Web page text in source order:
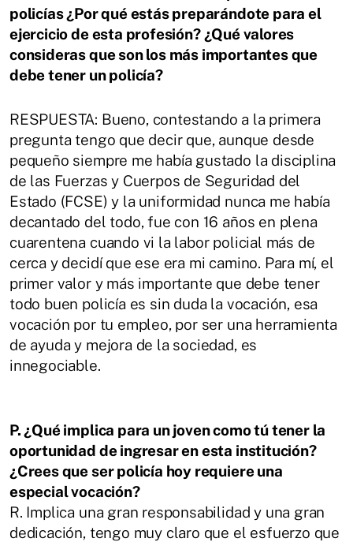
policías ¿Por qué estás preparándote para el
ejercicio de esta profesión? ¿Qué valores
consideras que son los más importantes que
debe tener un policía?
RESPUESTA: Bueno, contestando a la primera
pregunta tengo que decir que, aunque desde
pequeño siempre me había gustado la disciplina
de las Fuerzas y Cuerpos de Seguridad del
Estado (FCSE) y la uniformidad nunca me había
decantado del todo, fue con 16 años en plena
cuarentena cuando vi la labor policial más de
cerca y decidí que ese era mi camino. Para mí, el
primer valor y más importante que debe tener
todo buen policía es sin duda la vocación, esa
vocación por tu empleo, por ser una herramienta
de ayuda y mejora de la sociedad, es
innegociable.
P. ¿Qué implica para un joven como tú tener la
oportunidad de ingresar en esta institución?
¿Crees que ser policía hoy requiere una
especial vocación?
R. Implica una gran responsabilidad y una gran
dedicación, tengo muy claro que el esfuerzo que